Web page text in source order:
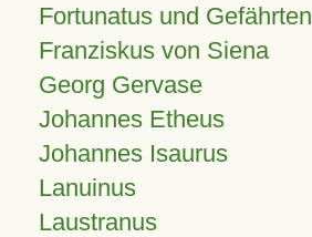
Fortunatus und Gefährten
Franziskus von Siena
Georg Gervase
Johannes Etheus
Johannes Isaurus
Lanuinus
Laustranus